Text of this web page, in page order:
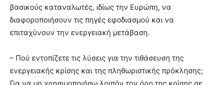
βασικούς καταναλωτές, ιδίως την Ευρώπη, να
διαφοροποιήσουν τις πηγές εφοδιασμού και να
επιταχύνουν την ενεργειακή μετάβαση.
– Πού εντοπίζετε τις λύσεις για την τιθάσευση της
ενεργειακής κρίσης και της πληθωριστικής πρόκλησης;